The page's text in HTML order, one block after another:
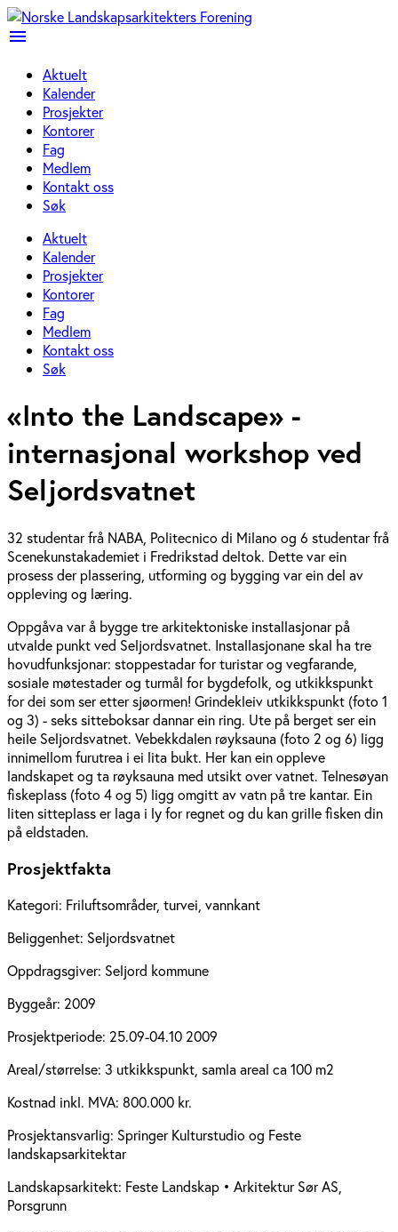
menu
Aktuelt
Kalender
Prosjekter
Kontorer
Fag
Medlem
Kontakt oss
Søk
Aktuelt
Kalender
Prosjekter
Kontorer
Fag
Medlem
Kontakt oss
Søk
«Into the Landscape» -
internasjonal workshop ved
Seljordsvatnet
32 studentar frå NABA, Politecnico di Milano og 6 studentar frå
Scenekunstakademiet i Fredrikstad deltok. Dette var ein
prosess der plassering, utforming og bygging var ein del av
oppleving og læring.
Oppgåva var å bygge tre arkitektoniske installasjonar på
utvalde punkt ved Seljordsvatnet. Installasjonane skal ha tre
hovudfunksjonar: stoppestadar for turistar og vegfarande,
sosiale møtestader og turmål for bygdefolk, og utkikkspunkt
for dei som ser etter sjøormen! Grindekleiv utkikkspunkt (foto 1
og 3) - seks sitteboksar dannar ein ring. Ute på berget ser ein
heile Seljordsvatnet. Vebekkdalen røyksauna (foto 2 og 6) ligg
innimellom furutrea i ei lita bukt. Her kan ein oppleve
landskapet og ta røyksauna med utsikt over vatnet. Telnesøyan
fiskeplass (foto 4 og 5) ligg omgitt av vatn på tre kantar. Ein
liten sitteplass er laga i ly for regnet og du kan grille fisken din
på eldstaden.
Prosjektfakta
Kategori: Friluftsområder, turvei, vannkant
Beliggenhet: Seljordsvatnet
Oppdragsgiver: Seljord kommune
Byggeår: 2009
Prosjektperiode: 25.09-04.10 2009
Areal/størrelse: 3 utkikkspunkt, samla areal ca 100 m2
Kostnad inkl. MVA: 800.000 kr.
Prosjektansvarlig: Springer Kulturstudio og Feste
landskapsarkitektar
Landskapsarkitekt: Feste Landskap • Arkitektur Sør AS,
Porsgrunn